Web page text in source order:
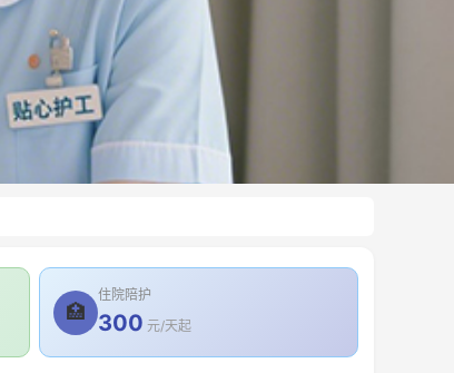
🏥
住院陪护
300 元/天起